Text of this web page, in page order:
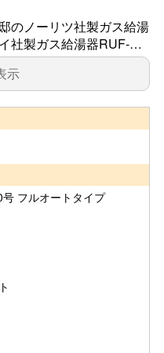
のノーリツ社製ガス給湯
社製ガス給湯器RUF-…
示
号 フルオートタイプ